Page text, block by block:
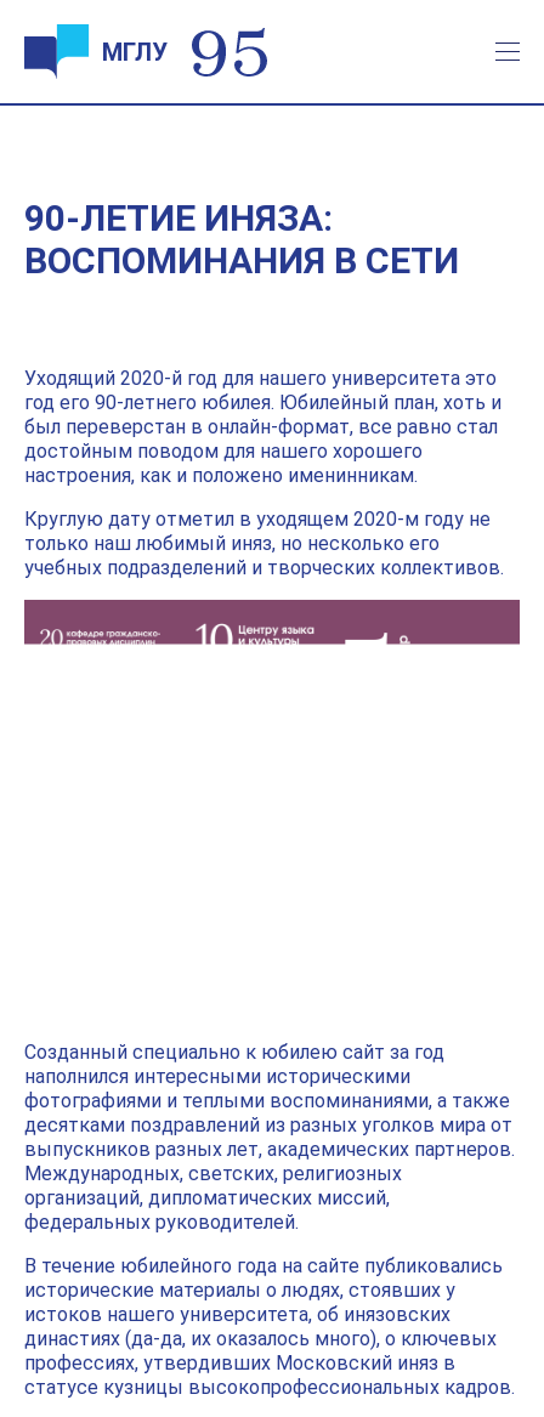
МГЛУ
90-ЛЕТИЕ ИНЯЗА:
ВОСПОМИНАНИЯ В СЕТИ
Уходящий 2020-й год для нашего университета это
год его 90-летнего юбилея. Юбилейный план, хоть и
был переверстан в онлайн-формат, все равно стал
достойным поводом для нашего хорошего
настроения, как и положено именинникам.
Круглую дату отметил в уходящем 2020-м году не
только наш любимый иняз, но несколько его
учебных подразделений и творческих коллективов.
Созданный специально к юбилею сайт за год
наполнился интересными историческими
фотографиями и теплыми воспоминаниями, а также
десятками поздравлений из разных уголков мира от
выпускников разных лет, академических партнеров.
Международных, светских, религиозных
организаций, дипломатических миссий,
федеральных руководителей.
В течение юбилейного года на сайте публиковались
исторические материалы о людях, стоявших у
истоков нашего университета, об инязовских
династиях (да-да, их оказалось много), о ключевых
профессиях, утвердивших Московский иняз в
статусе кузницы высокопрофессиональных кадров.